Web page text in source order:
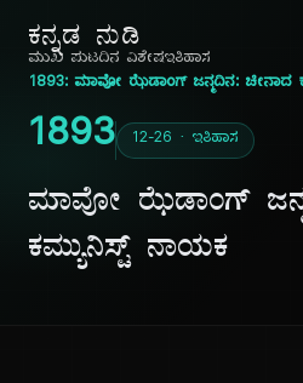
ಕನ್ನಡ ನುಡಿ
ಮುಖ ಪುಟದಿನ ವಿಶೇಷಇತಿಹಾಸ
1893: ಮಾವೋ ಝೆಡಾಂಗ್ ಜನ್ಮದಿನ: ಚೀನಾದ
1893 12-26 · ಇತಿಹಾಸ
ಮಾವೋ ಝೆಡಾಂಗ್
ಕಮ್ಯುನಿಸ್ಟ್ ನಾಯಕ